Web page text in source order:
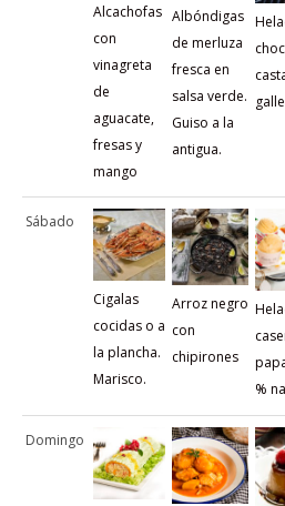
Alcachofas
con
vinagreta
de
aguacate,
fresas y
mango
Albóndigas
de merluza
fresca en
salsa verde.
Guiso a la
antigua.
Sábado
Cigalas
cocidas o a
la plancha.
Marisco.
Arroz negro
con
chipirones
%
Domingo